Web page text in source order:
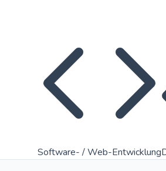
Software- / Web-Entwicklung